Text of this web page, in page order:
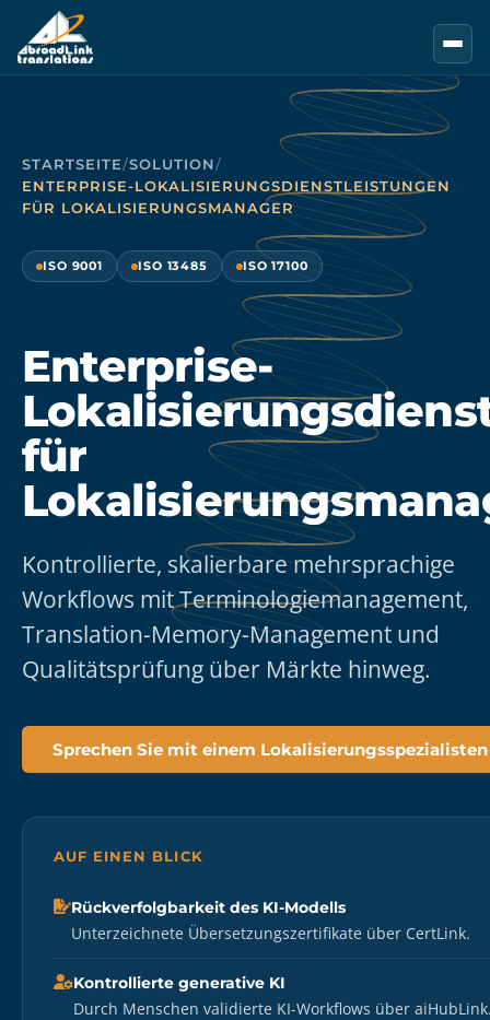
Zum Hauptinhalt springen
STARTSEITE/SOLUTION/
ENTERPRISE-LOKALISIERUNGSDIENSTLEISTUNGEN
FÜR LOKALISIERUNGSMANAGER
ISO 9001 ISO 13485 ISO 17100
Enterprise-
für
Kontrollierte, skalierbare mehrsprachige
Workflows mit Terminologiemanagement,
Translation-Memory-Management und
Qualitätsprüfung über Märkte hinweg.
Sprechen Sie mit einem Lokalisierungsspezialisten
AUF EINEN BLICK
Rückverfolgbarkeit des KI-Modells
Unterzeichnete Übersetzungszertifikate über CertLink.
Kontrollierte generative KI
Durch Menschen validierte KI-Workflows über